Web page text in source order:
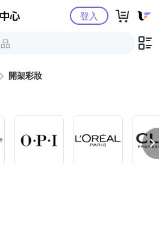
Yahoo購物中心登入
開架彩妝